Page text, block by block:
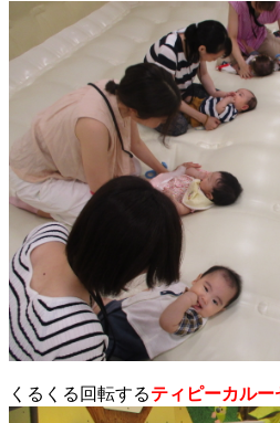
くるくる回転するティピーカルー